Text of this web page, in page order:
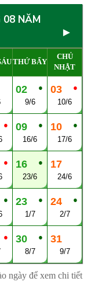
08 NĂM
►
THỨ BẨY
CHỦ
NHẬT
●
02
9/6
●
03
10/6
● ●
09
16/6
●
10
17/6
● ●
16
23/6
17
24/6
● ●
23
1/7
●
24
2/7
● ●
30
8/7
31
9/7
ngày để xem chi tiết